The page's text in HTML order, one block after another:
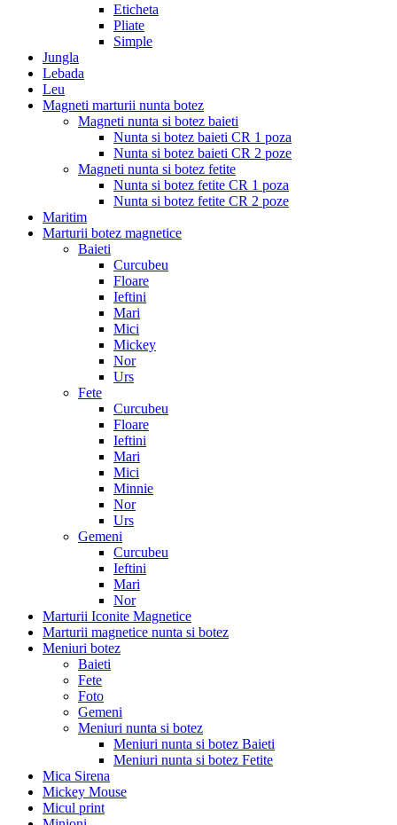
Eticheta
Pliate
Simple
Jungla
Lebada
Leu
Magneti marturii nunta botez
Magneti nunta si botez baieti
Nunta si botez baieti CR 1 poza
Nunta si botez baieti CR 2 poze
Magneti nunta si botez fetite
Nunta si botez fetite CR 1 poza
Nunta si botez fetite CR 2 poze
Maritim
Marturii botez magnetice
Baieti
Curcubeu
Floare
Ieftini
Mari
Mici
Mickey
Nor
Urs
Fete
Curcubeu
Floare
Ieftini
Mari
Mici
Minnie
Nor
Urs
Gemeni
Curcubeu
Ieftini
Mari
Nor
Marturii Iconite Magnetice
Marturii magnetice nunta si botez
Meniuri botez
Baieti
Fete
Foto
Gemeni
Meniuri nunta si botez
Meniuri nunta si botez Baieti
Meniuri nunta si botez Fetite
Mica Sirena
Mickey Mouse
Micul print